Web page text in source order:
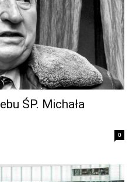
ŚP. Michała
0